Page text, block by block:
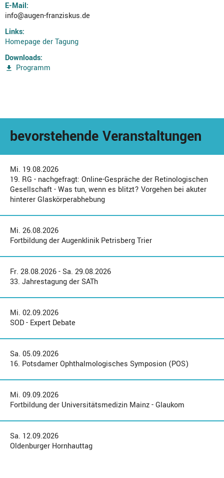
E-Mail:
info@augen-franziskus.de
Links:
Homepage der Tagung
Downloads:
Programm
bevorstehende Veranstaltungen
Mi. 19.08.2026
19. RG - nachgefragt: Online-Gespräche der Retinologischen
Gesellschaft - Was tun, wenn es blitzt? Vorgehen bei akuter
hinterer Glaskörperabhebung
Mi. 26.08.2026
Fortbildung der Augenklinik Petrisberg Trier
Fr. 28.08.2026 - Sa. 29.08.2026
33. Jahrestagung der SATh
Mi. 02.09.2026
SOD - Expert Debate
Sa. 05.09.2026
16. Potsdamer Ophthalmologisches Symposion (POS)
Mi. 09.09.2026
Fortbildung der Universitätsmedizin Mainz - Glaukom
Sa. 12.09.2026
Oldenburger Hornhauttag